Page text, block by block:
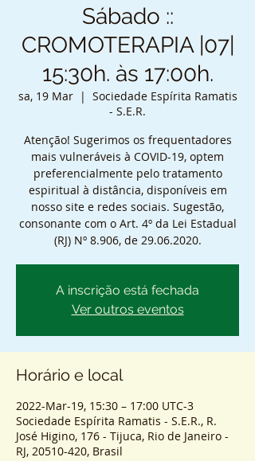
Sábado ::
CROMOTERAPIA |07|
15:30h. às 17:00h.
sa, 19 Mar
  |
Sociedade Espírita Ramatis
- S.E.R.
Atenção! Sugerimos os frequentadores
mais vulneráveis à COVID-19, optem
preferencialmente pelo tratamento
espiritual à distância, disponíveis em
nosso site e redes sociais. Sugestão,
consonante com o Art. 4º da Lei Estadual
(RJ) Nº 8.906, de 29.06.2020.
A inscrição está fechada
Ver outros eventos
Horário e local
2022-Mar-19, 15:30 – 17:00 UTC-3
Sociedade Espírita Ramatis - S.E.R., R.
José Higino, 176 - Tijuca, Rio de Janeiro -
RJ, 20510-420, Brasil